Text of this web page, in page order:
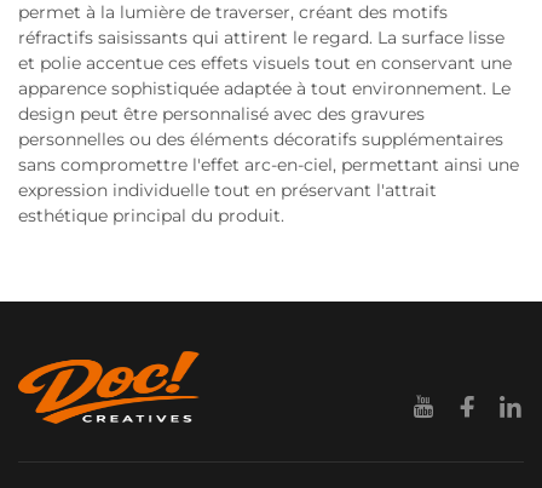
permet à la lumière de traverser, créant des motifs
réfractifs saisissants qui attirent le regard. La surface lisse
et polie accentue ces effets visuels tout en conservant une
apparence sophistiquée adaptée à tout environnement. Le
design peut être personnalisé avec des gravures
personnelles ou des éléments décoratifs supplémentaires
sans compromettre l'effet arc-en-ciel, permettant ainsi une
expression individuelle tout en préservant l'attrait
esthétique principal du produit.